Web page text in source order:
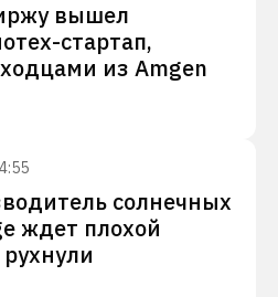
вышел
стартап,
из Amgen
солнечных
ждет плохой